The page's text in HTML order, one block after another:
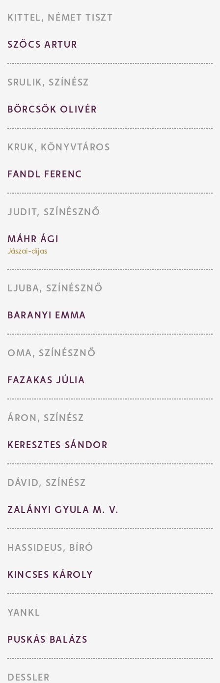
KITTEL, NÉMET TISZT
SZŐCS ARTUR
SRULIK, SZÍNÉSZ
BÖRCSÖK OLIVÉR
KRUK, KÖNYVTÁROS
FANDL FERENC
JUDIT, SZÍNÉSZNŐ
MÁHR ÁGI
Jászai-díjas
LJUBA, SZÍNÉSZNŐ
BARANYI EMMA
OMA, SZÍNÉSZNŐ
FAZAKAS JÚLIA
ÁRON, SZÍNÉSZ
KERESZTES SÁNDOR
DÁVID, SZÍNÉSZ
ZALÁNYI GYULA M. V.
HASSIDEUS, BÍRÓ
KINCSES KÁROLY
YANKL
PUSKÁS BALÁZS
DESSLER